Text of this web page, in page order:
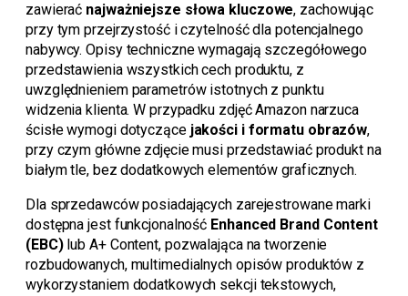
zawierać najważniejsze słowa kluczowe, zachowując
przy tym przejrzystość i czytelność dla potencjalnego
nabywcy. Opisy techniczne wymagają szczegółowego
przedstawienia wszystkich cech produktu, z
uwzględnieniem parametrów istotnych z punktu
widzenia klienta. W przypadku zdjęć Amazon narzuca
ścisłe wymogi dotyczące jakości i formatu obrazów,
przy czym główne zdjęcie musi przedstawiać produkt na
białym tle, bez dodatkowych elementów graficznych.
Dla sprzedawców posiadających zarejestrowane marki
dostępna jest funkcjonalność Enhanced Brand Content
(EBC)lub A+ Content, pozwalająca na tworzenie
rozbudowanych, multimedialnych opisów produktów z
wykorzystaniem dodatkowych sekcji tekstowych,